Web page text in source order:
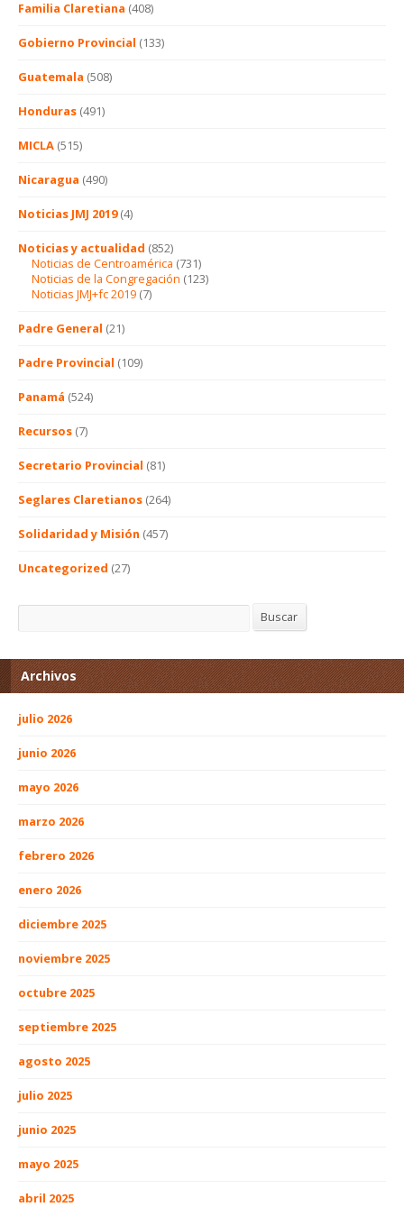
Familia Claretiana (408)
Gobierno Provincial (133)
Guatemala (508)
Honduras (491)
MICLA (515)
Nicaragua (490)
Noticias JMJ 2019(4)
Noticias y actualidad (852)
Noticias de Centroamérica (731)
Noticias de la Congregación (123)
Noticias JMJ+fc 2019 (7)
Padre General (21)
Padre Provincial (109)
Panamá (524)
Recursos (7)
Secretario Provincial (81)
Seglares Claretianos (264)
Solidaridad y Misión (457)
Uncategorized (27)
Buscar Buscar
Archivos
julio 2026
junio 2026
mayo 2026
marzo 2026
febrero 2026
enero 2026
diciembre 2025
noviembre 2025
octubre 2025
septiembre 2025
agosto 2025
julio 2025
junio 2025
mayo 2025
abril 2025